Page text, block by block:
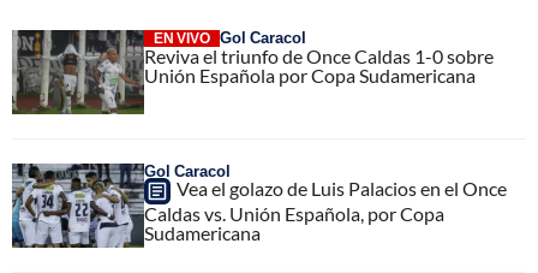
EN VIVO Gol Caracol
Reviva el triunfo de Once Caldas 1-0 sobre
Unión Española por Copa Sudamericana
Gol Caracol
Vea el golazo de Luis Palacios en el Once
Caldas vs. Unión Española, por Copa
Sudamericana